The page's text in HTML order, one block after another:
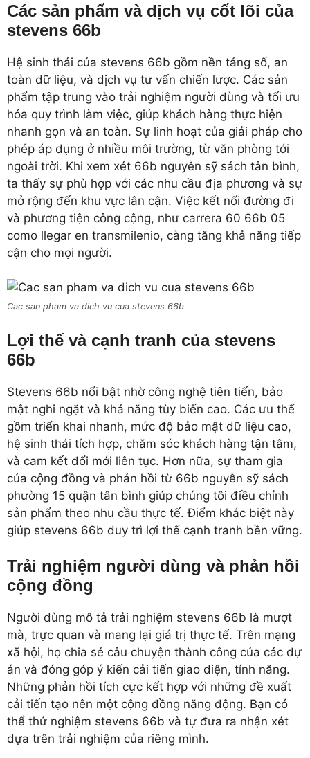
Các sản phẩm và dịch vụ cốt lõi của
stevens 66b
Hệ sinh thái của stevens 66b gồm nền tảng số, an
toàn dữ liệu, và dịch vụ tư vấn chiến lược. Các sản
phẩm tập trung vào trải nghiệm người dùng và tối ưu
hóa quy trình làm việc, giúp khách hàng thực hiện
nhanh gọn và an toàn. Sự linh hoạt của giải pháp cho
phép áp dụng ở nhiều môi trường, từ văn phòng tới
ngoài trời. Khi xem xét 66b nguyễn sỹ sách tân bình,
ta thấy sự phù hợp với các nhu cầu địa phương và sự
mở rộng đến khu vực lân cận. Việc kết nối đường đi
và phương tiện công cộng, như carrera 60 66b 05
como llegar en transmilenio, càng tăng khả năng tiếp
cận cho mọi người.
Cac san pham va dich vu cua stevens 66b
Lợi thế và cạnh tranh của stevens
66b
Stevens 66b nổi bật nhờ công nghệ tiên tiến, bảo
mật nghi ngặt và khả năng tùy biến cao. Các ưu thế
gồm triển khai nhanh, mức độ bảo mật dữ liệu cao,
hệ sinh thái tích hợp, chăm sóc khách hàng tận tâm,
và cam kết đổi mới liên tục. Hơn nữa, sự tham gia
của cộng đồng và phản hồi từ 66b nguyễn sỹ sách
phường 15 quận tân bình giúp chúng tôi điều chỉnh
sản phẩm theo nhu cầu thực tế. Điểm khác biệt này
giúp stevens 66b duy trì lợi thế cạnh tranh bền vững.
Trải nghiệm người dùng và phản hồi
cộng đồng
Người dùng mô tả trải nghiệm stevens 66b là mượt
mà, trực quan và mang lại giá trị thực tế. Trên mạng
xã hội, họ chia sẻ câu chuyện thành công của các dự
án và đóng góp ý kiến cải tiến giao diện, tính năng.
Những phản hồi tích cực kết hợp với những đề xuất
cải tiến tạo nên một cộng đồng năng động. Bạn có
thể thử nghiệm stevens 66b và tự đưa ra nhận xét
dựa trên trải nghiệm của riêng mình.